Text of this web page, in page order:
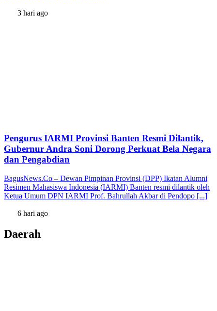
3 hari ago
Pengurus IARMI Provinsi Banten Resmi Dilantik,
Gubernur Andra Soni Dorong Perkuat Bela Negara
dan Pengabdian
BagusNews.Co – Dewan Pimpinan Provinsi (DPP) Ikatan Alumni
Resimen Mahasiswa Indonesia (IARMI) Banten resmi dilantik oleh
Ketua Umum DPN IARMI Prof. Bahrullah Akbar di Pendopo [...]
6 hari ago
Daerah